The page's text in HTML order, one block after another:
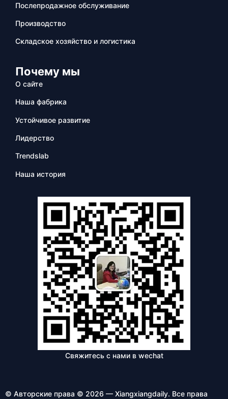
Послепродажное обслуживание
Производство
Складское хозяйство и логистика
Почему мы
О сайте
Наша фабрика
Устойчивое развитие
Лидерство
Trendslab
Наша история
Свяжитесь с нами в wechat
© Авторские права © 2026 — Xiangxiangdaily. Все права